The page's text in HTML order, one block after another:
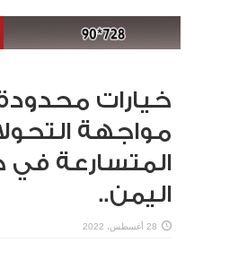
خيارات
مواجهة
المتسارعة
اليمن..
28 أغسطس، 2022